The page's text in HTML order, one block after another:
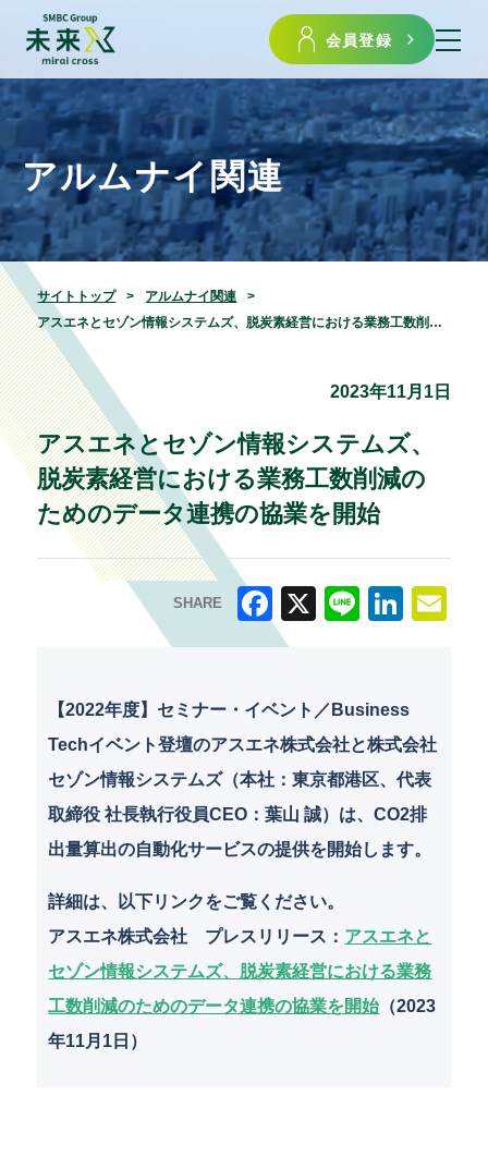
会員登録
アルムナイ関連
サイトトップ
アルムナイ関連
アスエネとセゾン情報システムズ、脱炭素経営における業務工数削減のためのデータ連携の協業を開始
2023年11月1日
アスエネとセゾン情報システムズ、
脱炭素経営における業務工数削減の
ためのデータ連携の協業を開始
SHARE
F
c
e
b
o
o
e
k
e
dI
n
l
【2022年度】セミナー・イベント／Business
Techイベント登壇のアスエネ株式会社と株式会社
セゾン情報システムズ（本社：東京都港区、代表
取締役 社長執行役員CEO：葉山 誠）は、CO2排
出量算出の自動化サービスの提供を開始します。
詳細は、以下リンクをご覧ください。
アスエネ株式会社 プレスリリース ： アスエネと
セゾン情報システムズ、脱炭素経営における業務
工数削減のためのデータ連携の協業を開始（2023
年11月1日）